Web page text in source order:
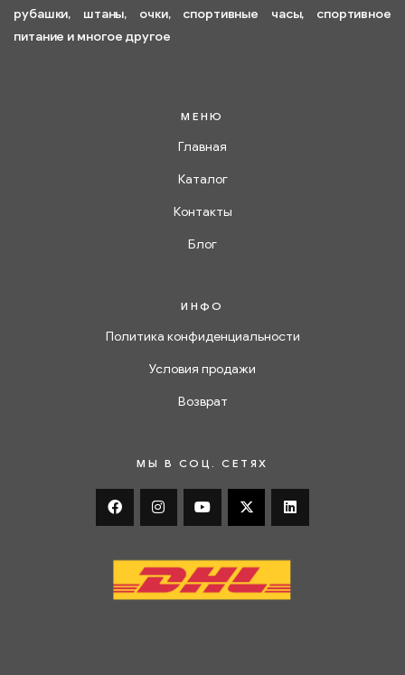
рубашки, штаны, очки, спортивные часы, спортивное
питание и многое другое
МЕНЮ
Главная
Каталог
Контакты
Блог
ИНФО
Политика конфиденциальности
Условия продажи
Возврат
МЫ В СОЦ. СЕТЯХ